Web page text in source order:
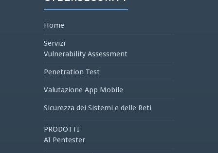
Home
Servizi
Vulnerability Assessment
Penetration Test
Valutazione App Mobile
Sicurezza dei Sistemi e delle Reti
PRODOTTI
AI Pentester